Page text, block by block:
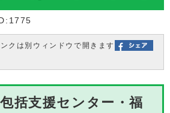
ID:1775
クは別ウィンドウで開きます
括支援センター・福